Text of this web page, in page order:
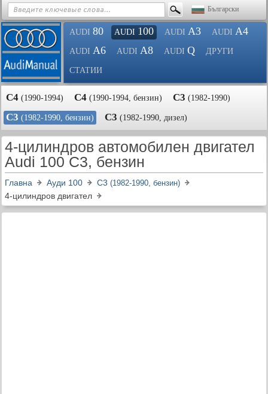
Български
AUDI 80 AUDI 100 AUDI A3 AUDI A4
AUDI A6 AUDI A8 AUDI Q ДРУГИ
СТАТИИ
C4 (1990-1994) C4 (1990-1994, бензин) C3 (1982-1990)
C3 (1982-1990, бензин) C3 (1982-1990, дизел)
4-цилиндров автомобилен двигател
Audi 100 C3, бензин
Главна Ауди 100 C3 (1982-1990, бензин)
4-цилиндров двигател